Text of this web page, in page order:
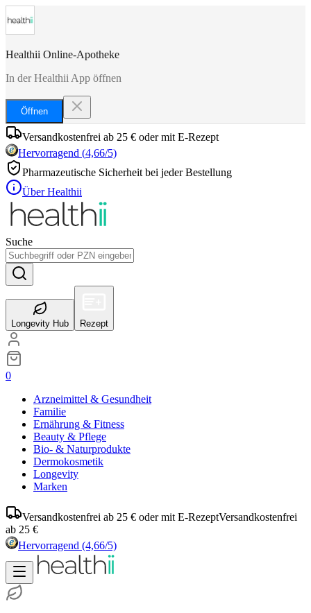
Healthii Online-Apotheke
In der Healthii App öffnen
Öffnen
Versandkostenfrei ab 25 € oder mit E-Rezept
Hervorragend (4,66/5)
Pharmazeutische Sicherheit bei jeder Bestellung
Über Healthii
Suche
Longevity Hub Rezept
0
Arzneimittel & Gesundheit
Familie
Ernährung & Fitness
Beauty & Pflege
Bio- & Naturprodukte
Dermokosmetik
Longevity
Marken
Versandkostenfrei ab 25 € oder mit E-RezeptVersandkostenfrei
ab 25 €
Hervorragend (4,66/5)